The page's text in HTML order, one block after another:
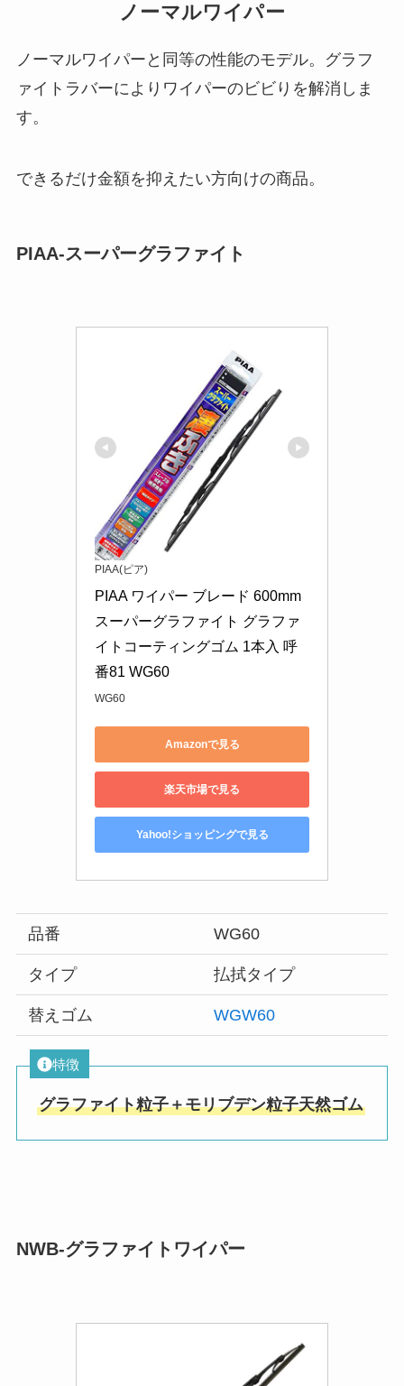
ノーマルワイパー
ノーマルワイパーと同等の性能のモデル。グラフ
ァイトラバーによりワイパーのビビりを解消しま
す。
できるだけ金額を抑えたい方向けの商品。
PIAA-スーパーグラファイト
PIAA(ピア)
PIAA ワイパー ブレード 600mm
スーパーグラファイト グラファ
イトコーティングゴム 1本入 呼
番81 WG60
WG60
Amazonで見る
楽天市場で見る
Yahoo!ショッピングで見る
品番 WG60
タイプ 払拭タイプ
替えゴム WGW60
特徴
グラファイト粒子＋モリブデン粒子天然ゴム
NWB-グラファイトワイパー